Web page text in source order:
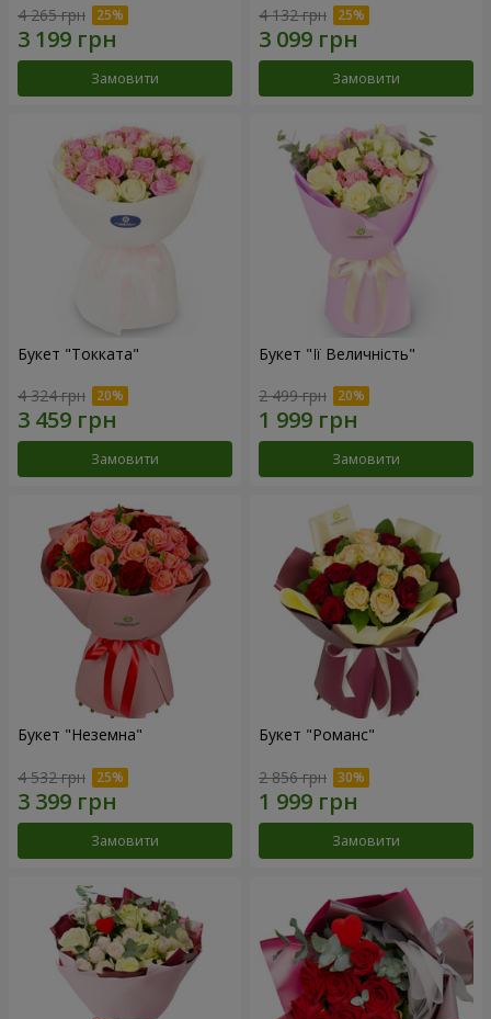
4 265 грн
Замовити
4 132 грн
Замовити
Букет "Токката"
4 324 грн
Замовити
Букет "Її Величність"
2 499 грн
Замовити
Букет "Неземна"
4 532 грн
Замовити
Букет "Романс"
2 856 грн
Замовити